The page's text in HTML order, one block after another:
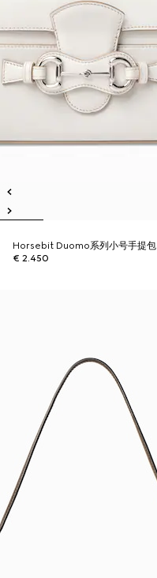
Horsebit Duomo系列小号手提包
€ 2.450